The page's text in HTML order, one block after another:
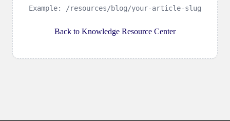
Example: /resources/blog/your-article-slug
Back to Knowledge Resource Center